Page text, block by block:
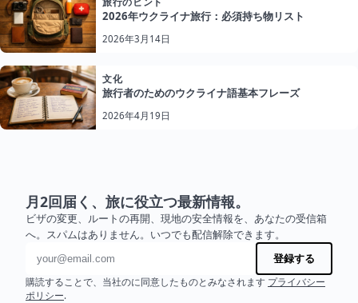
2026年ウクライナ旅行：必須持ち物リスト
2026年3月14日
文化
旅行者のためのウクライナ語基本フレーズ
2026年4月19日
月2回届く、旅に役立つ最新情報。
ビザの変更、ルートの再開、現地の安全情報を、あなたの受信箱
へ。スパムはありません。いつでも配信解除できます。
メールアドレス
登録する
購読することで、当社のに同意したものとみなされます プライバシー
ポリシー.